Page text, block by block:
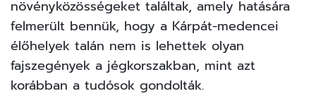
növényközösségeket találtak, amely hatására
felmerült bennük, hogy a Kárpát-medencei
élőhelyek talán nem is lehettek olyan
fajszegények a jégkorszakban, mint azt
korábban a tudósok gondolták.